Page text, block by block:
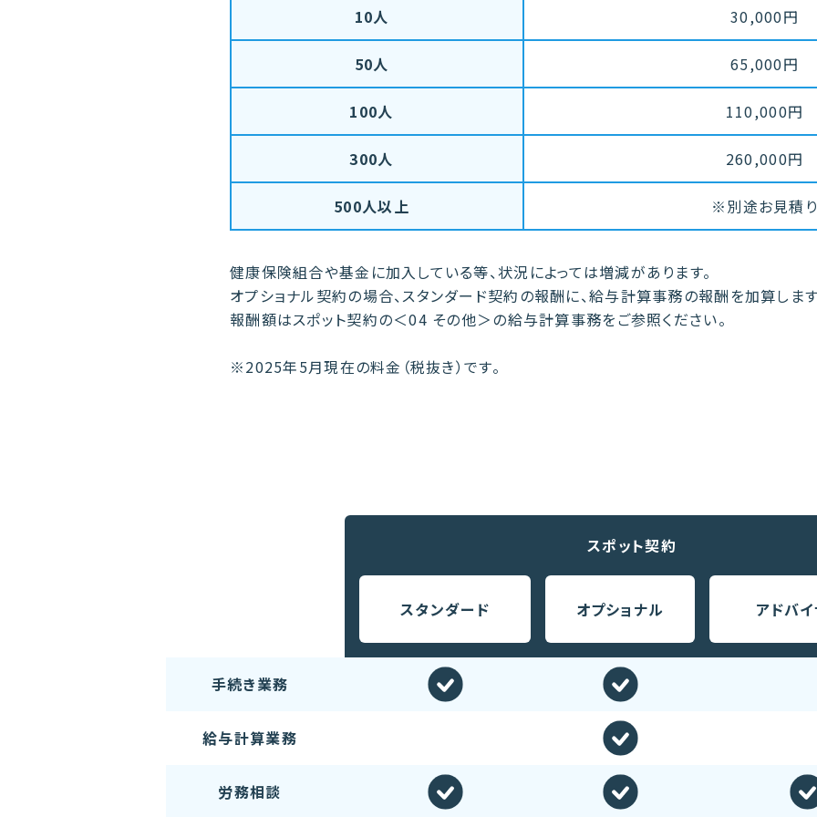
10人 30,000円
50人 65,000円
100人 110,000円
300人 260,000円
500人以上 ※別途お見積り
健康保険組合や基金に加入している等、状況によっては増減があります。
オプショナル契約の場合、スタンダード契約の報酬に、給与計算事務の報酬を加算します
報酬額はスポット契約の＜04 その他＞の給与計算事務をご参照ください。
※2025年5月現在の料金（税抜き）です。
スポット契約
スタンダード オプショナル アドバ
手続き業務
給与計算業務
労務相談